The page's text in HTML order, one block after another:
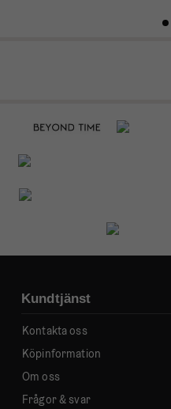
Kundtjänst
Kontakta oss
Köpinformation
Om oss
Frågor & svar